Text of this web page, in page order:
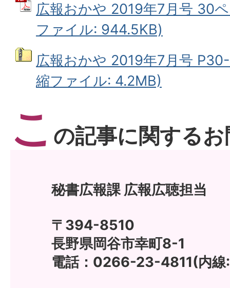
広報おかや 2019年7月号 30
ファイル: 944.5KB)
広報おかや 2019年7月号
縮ファイル: 4.2MB)
こ の記事に関する
秘書広報課 広報広聴担当
〒394-8510
長野県岡谷市幸町8-1
電話：0266-23-4811(内